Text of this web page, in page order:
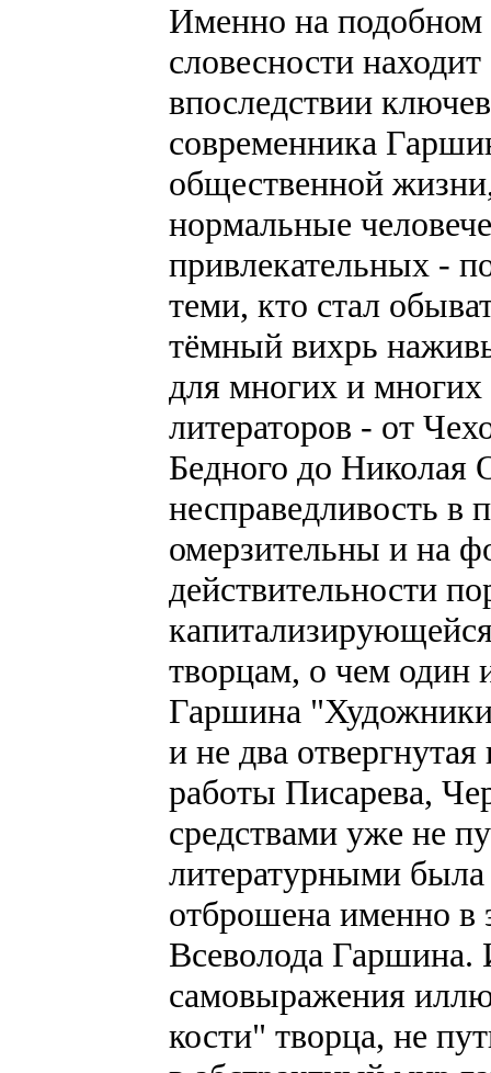
Именно на подобном
словесности
впоследствии
современника
общественной
нормальные
привлекательных -
теми, кто стал
тёмный вихрь
для многих и
литераторов - от
Бедного до Николая
несправедливость в
омерзительны и на
действительности
творцам, о чем один
Гаршина
и не два
работы Писарева,
средствами уже не
литературными была
отброшена именно в
Всеволода Гаршина.
самовыражения
кости" творца, не